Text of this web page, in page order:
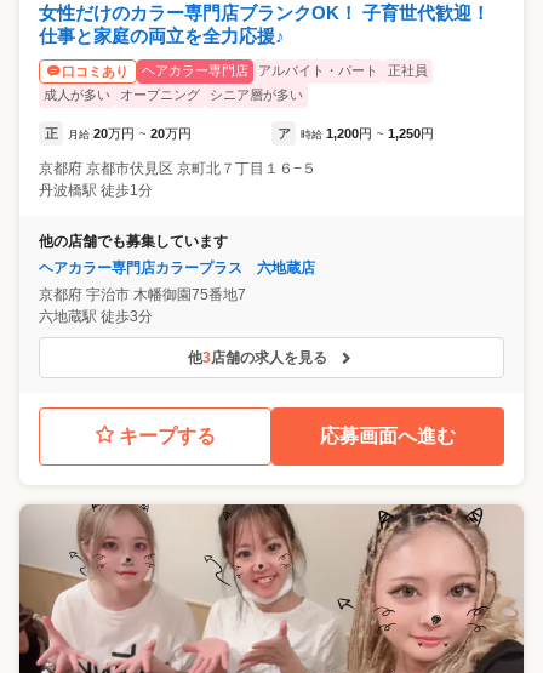
女性だけのカラー専門店ブランクOK！ 子育世代歓迎！
仕事と家庭の両立を全力応援♪
口コミあり ヘアカラー専門店 アルバイト・パート
正社員
成人が多い
オープニング シニア層が多い
正 月給 20万円 ~ 20万円 ア 時給 1,200円 ~ 1,250円
京都府 京都市伏見区 京町北７丁目１６−５
丹波橋駅 徒歩1分
他の店舗でも募集しています
ヘアカラー専門店カラープラス 六地蔵店
京都府 宇治市 木幡御園75番地7
六地蔵駅 徒歩3分
他3店舗の求人を見る
キープする 応募画面へ進む